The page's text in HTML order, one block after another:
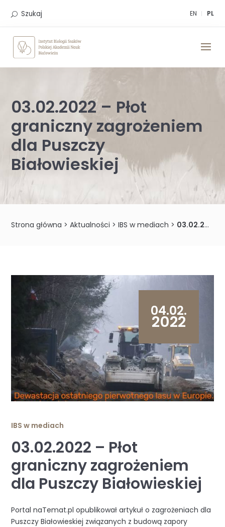
EN PL
Szukaj
03.02.2022 – Płot
graniczny zagrożeniem
dla Puszczy
Białowieskiej
Strona główna >Aktualności >IBS w mediach > 03.02.2022 – Płot graniczny zagrożeniem dla Puszczy Białowieskiej
04.02.
2022
IBS w mediach
03.02.2022 – Płot
graniczny zagrożeniem
dla Puszczy Białowieskiej
Portal naTemat.pl opublikował artykuł o zagrożeniach dla
Puszczy Białowieskiej związanych z budową zapory